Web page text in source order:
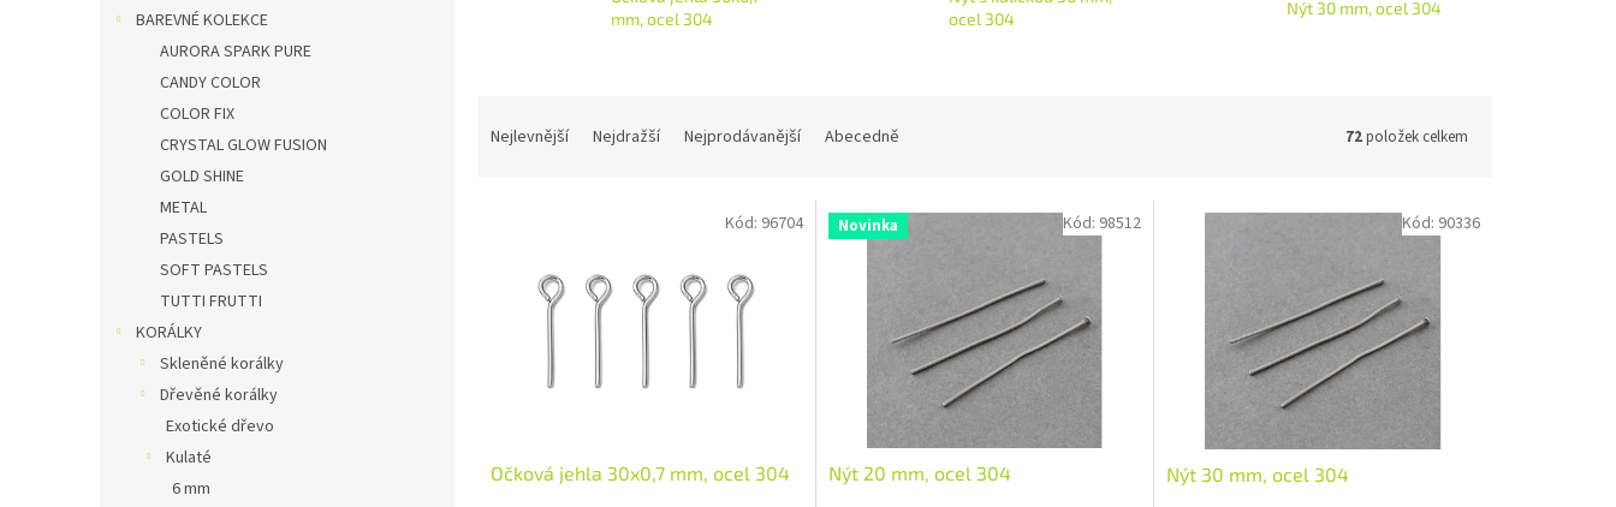
BAREVNÉ KOLEKCE
AURORA SPARK PURE
CANDY COLOR
COLOR FIX
CRYSTAL GLOW FUSION
GOLD SHINE
METAL
PASTELS
SOFT PASTELS
TUTTI FRUTTI
KORÁLKY
Skleněné korálky
Dřevěné korálky
Exotické dřevo
Kulaté
6 mm
mm, ocel 304
ocel 304
Nýt 30 mm, ocel 304
Nejlevnější Nejdražší Nejprodávanější Abecedně 72položek celkem
Očková jehla 30x0,7 mm, ocel 304
Kód: 96704 Novinka
Nýt 20 mm, ocel 304
Kód: 98512
Nýt 30 mm, ocel 304
Kód: 90336